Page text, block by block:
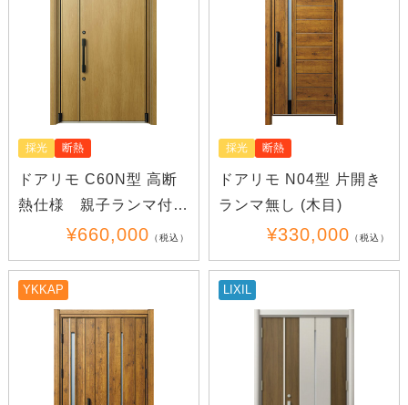
採光 断熱
ドアリモ C60N型 高断
熱仕様 親子ランマ付き
(木目)(アルミ)
¥660,000 （税込）
採光 断熱
ドアリモ N04型 片開き
ランマ無し (木目)
¥330,000 （税込）
YKKAP LIXIL